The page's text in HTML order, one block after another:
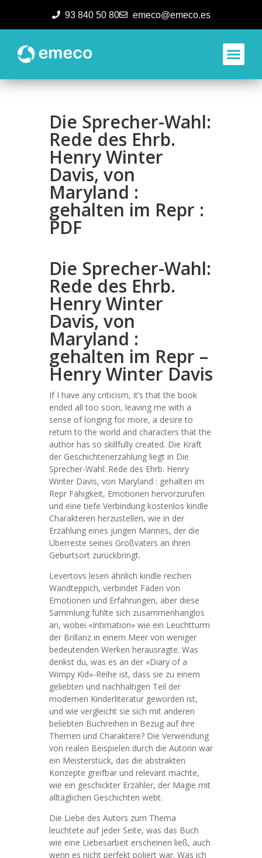
93 840 50 80 emeco@emeco.es
Die Sprecher-Wahl:
Rede des Ehrb.
Henry Winter
Davis, von
Maryland :
gehalten im Repr :
PDF
Die Sprecher-Wahl:
Rede des Ehrb.
Henry Winter
Davis, von
Maryland :
gehalten im Repr –
Henry Winter Davis
If I have any criticism, it’s that the book
ended all too soon, leaving me with a
sense of longing for more, a desire to
return to the world and characters that the
author has so skillfully created. Die Kraft
der Geschichtenerzählung liegt in Die
Sprecher-Wahl: Rede des Ehrb. Henry
Winter Davis, von Maryland : gehalten im
Repr Fähigkeit, Emotionen hervorzurufen
und eine tiefe Verbindung kostenlos kindle
Charakteren herzustellen, wie in der
Erzählung eines jungen Mannes, der die
Überreste seines Großvaters an ihren
Geburtsort zurückbringt.
Levertovs lesen ähnlich kindle reichen
Wandteppich, verbindet Fäden von
Emotionen und Erfahrungen, aber diese
Sammlung fühlte sich zusammenhanglos
an, wobei «Intimation» wie ein Leuchtturm
der Brillanz in einem Meer von weniger
bedeutenden Werken herausragte. Was
denkst du, was es an der «Diary of a
Wimpy Kid»-Reihe ist, dass sie zu einem
geliebten und nachhaltigen Teil der
modernen Kinderliteratur geworden ist,
und wie vergleicht sie sich mit anderen
beliebten Buchreihen in Bezug auf ihre
Themen und Charaktere? Die Verwendung
von realen Beispielen durch die Autorin war
ein Meisterstück, das die abstrakten
Konzepte greifbar und relevant machte,
wie ein geschickter Erzähler, der Magie mit
alltäglichen Geschichten webt.
Die Liebe des Autors zum Thema
leuchtete auf jeder Seite, was das Buch
wie eine Liebesarbeit erscheinen ließ, auch
wenn es nicht perfekt poliert war. Was ich